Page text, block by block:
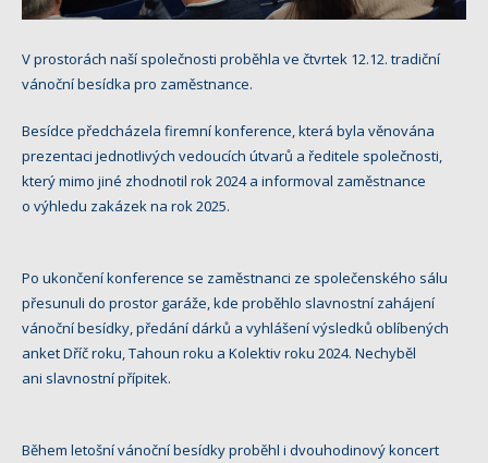
V prostorách naší společnosti proběhla ve čtvrtek 12.12. tradiční
vánoční besídka pro zaměstnance.
Besídce předcházela firemní konference, která byla věnována
prezentaci jednotlivých vedoucích útvarů a ředitele společnosti,
který mimo jiné zhodnotil rok 2024 a informoval zaměstnance
o výhledu zakázek na rok 2025.
Po ukončení konference se zaměstnanci ze společenského sálu
přesunuli do prostor garáže, kde proběhlo slavnostní zahájení
vánoční besídky, předání dárků a vyhlášení výsledků oblíbených
anket Dříč roku, Tahoun roku a Kolektiv roku 2024. Nechyběl
ani slavnostní přípitek.
Během letošní vánoční besídky proběhl i dvouhodinový koncert